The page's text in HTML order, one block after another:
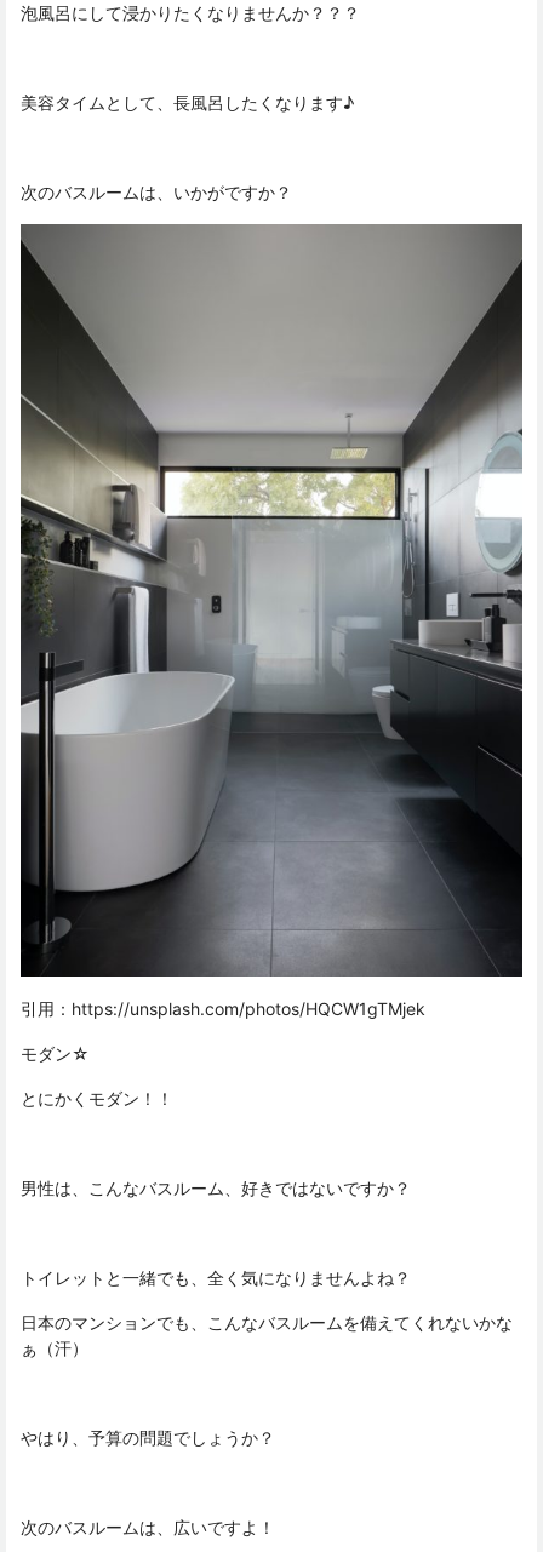
泡風呂にして浸かりたくなりませんか？？？
美容タイムとして、長風呂したくなります♪
次のバスルームは、いかがですか？
引用： https://unsplash.com/photos/HQCW1gTMjek
モダン☆
とにかくモダン！！
男性は、こんなバスルーム、好きではないですか？
トイレットと一緒でも、全く気になりませんよね？
日本のマンションでも、こんなバスルームを備えてくれないかな
ぁ（汗）
やはり、予算の問題でしょうか？
次のバスルームは、広いですよ！